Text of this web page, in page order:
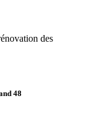
des
48